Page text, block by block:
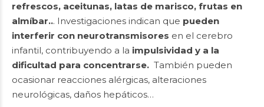
refrescos, aceitunas, latas de marisco, frutas en
almíbar... Investigaciones indican que pueden
interferir con neurotransmisores en el cerebro
infantil, contribuyendo a la impulsividad y a la
dificultad para concentrarse. También pueden
ocasionar reacciones alérgicas, alteraciones
neurológicas, daños hepáticos…